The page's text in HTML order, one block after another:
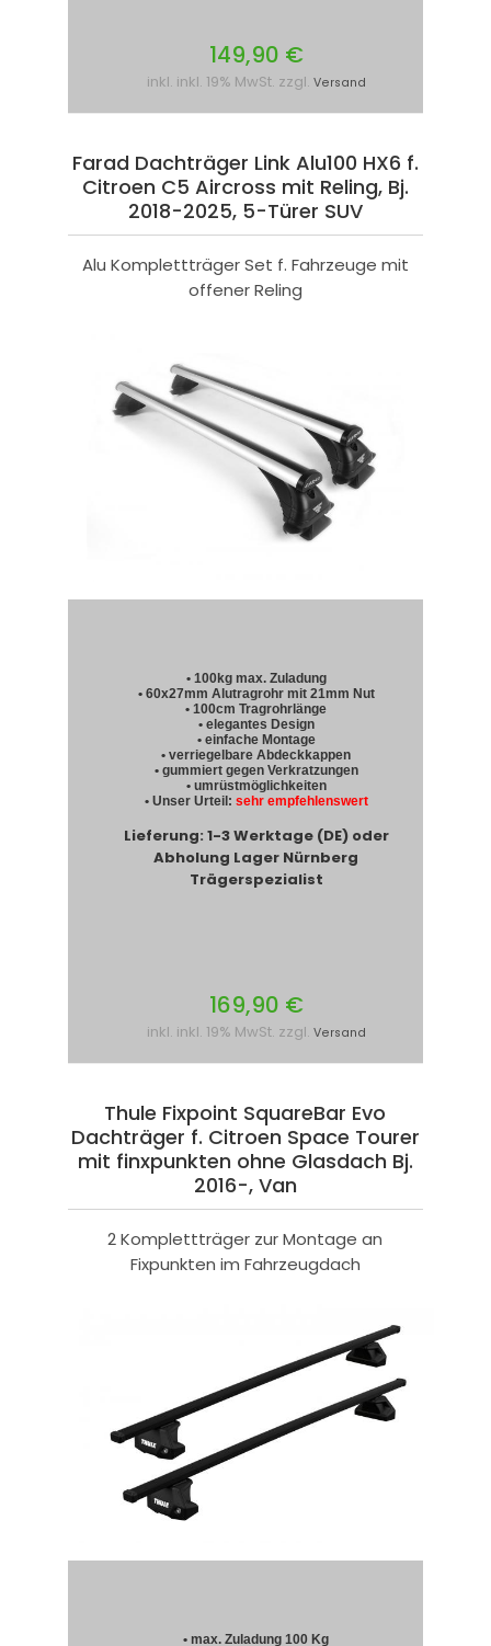
149,90 €
inkl. inkl. 19% MwSt. zzgl. Versand
Farad Dachträger Link Alu100 HX6 f.
Citroen C5 Aircross mit Reling, Bj.
2018-2025, 5-Türer SUV
Alu Komplettträger Set f. Fahrzeuge mit
offener Reling
• 100kg max. Zuladung
• 60x27mm Alutragrohr mit 21mm Nut
• 100cm Tragrohrlänge
• elegantes Design
• einfache Montage
• verriegelbare Abdeckkappen
• gummiert gegen Verkratzungen
• umrüstmöglichkeiten
• Unser Urteil: sehr empfehlenswert
Lieferung: 1-3 Werktage (DE) oder
Abholung Lager Nürnberg
Trägerspezialist
169,90 €
inkl. inkl. 19% MwSt. zzgl. Versand
Thule Fixpoint SquareBar Evo
Dachträger f. Citroen Space Tourer
mit finxpunkten ohne Glasdach Bj.
2016-, Van
2 Komplettträger zur Montage an
Fixpunkten im Fahrzeugdach
• max. Zuladung 100 Kg